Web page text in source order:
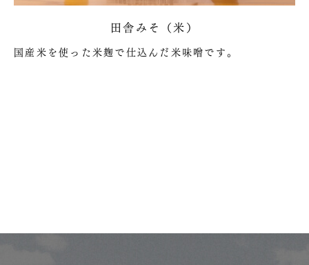
田舎みそ（米）
国産米を使った米麹で仕込んだ米味噌です。